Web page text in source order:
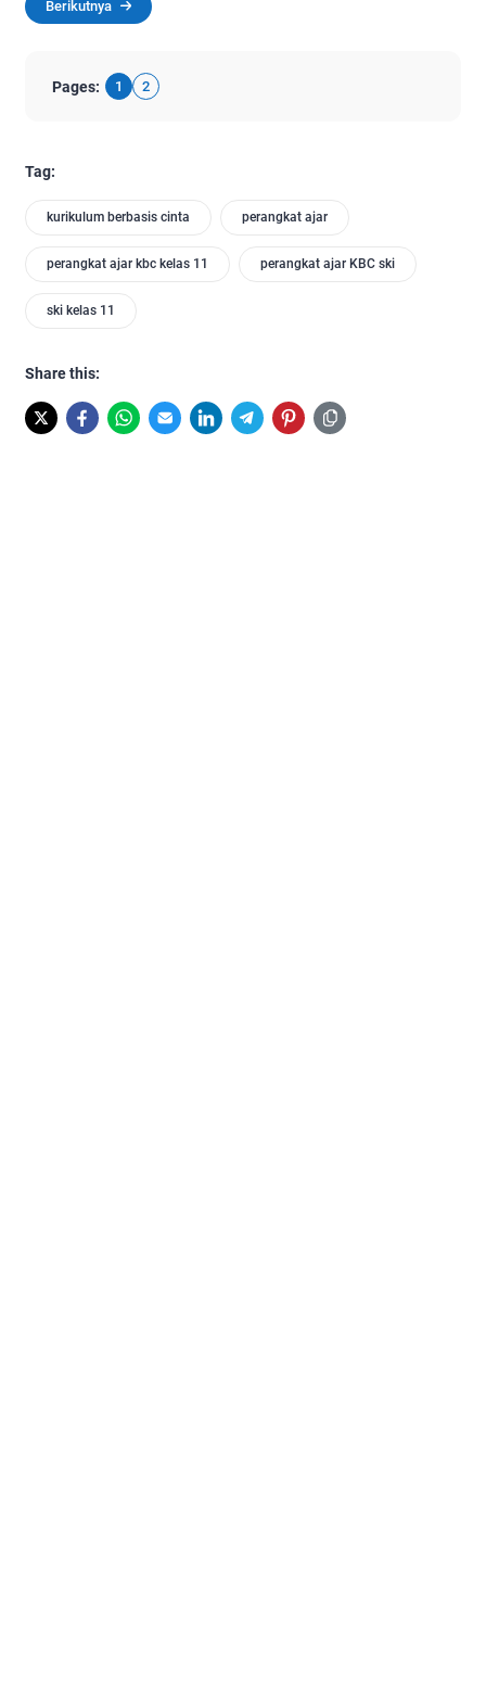
Berikutnya
Pages: 1 2
Tag:
kurikulum berbasis cinta perangkat ajar
perangkat ajar kbc kelas 11 perangkat ajar KBC ski
ski kelas 11
Share this: